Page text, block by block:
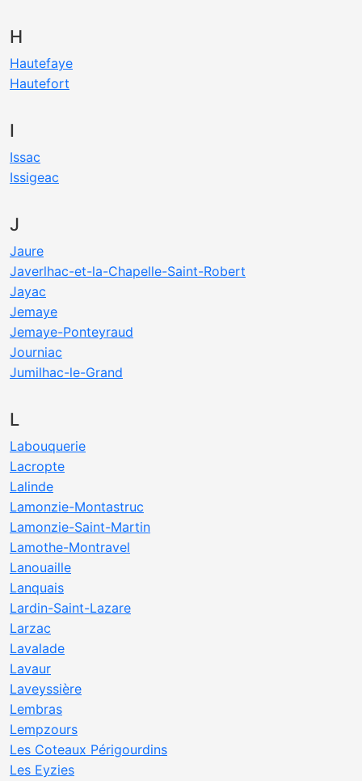
H
Hautefaye
Hautefort
I
Issac
Issigeac
J
Jaure
Javerlhac-et-la-Chapelle-Saint-Robert
Jayac
Jemaye
Jemaye-Ponteyraud
Journiac
Jumilhac-le-Grand
L
Labouquerie
Lacropte
Lalinde
Lamonzie-Montastruc
Lamonzie-Saint-Martin
Lamothe-Montravel
Lanouaille
Lanquais
Lardin-Saint-Lazare
Larzac
Lavalade
Lavaur
Laveyssière
Lembras
Lempzours
Les Coteaux Périgourdins
Les Eyzies